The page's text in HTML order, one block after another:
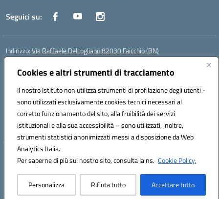
Cookies e altri strumenti di tracciamento
Il nostro Istituto non utilizza strumenti di profilazione degli utenti -
sono utilizzati esclusivamente cookies tecnici necessari al
corretto funzionamento del sito, alla fruibilità dei servizi
istituzionali e alla sua accessibilità – sono utilizzati, inoltre,
strumenti statistici anonimizzati messi a disposizione da Web
Analytics Italia.
Per saperne di più sul nostro sito, consulta la ns. Cookie Policy.
Personalizza Rifiuta tutto Accettare tutto
Seguici su:
Indirizzo:Via Raffaele Delcogliano 82030 Faicchio (BN)
Centralino:
Posta elettronica certificata (PEC):bnis02300v@pec.istruzione.it
Codice fiscale: 90003320620
Codice meccanografico:BNIS02300V
Codice Indice delle Pubbliche Amministrazioni (IPA): istsc_bnis02300v
Codice unico di fatturazione (CUF): UFQEG8
Hosting & Powered by 3D Solution S.r.l.
Concept & Design by Designers Italia